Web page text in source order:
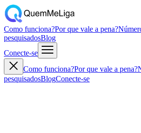
Como funciona?Por que vale a pena?
pesquisadosBlog
Conecte-se
Como funciona?Por que vale a pena?
pesquisadosBlogConecte-se